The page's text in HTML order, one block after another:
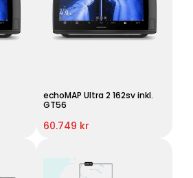
echoMAP Ultra 2 162sv inkl.
GT56
60.749 kr